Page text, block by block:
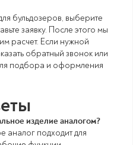
бульдозеров, выберите
заявку. После этого мы
расчет. Если нужной
обратный звонок или
подбора и оформления
изделие аналогом?
подходит для